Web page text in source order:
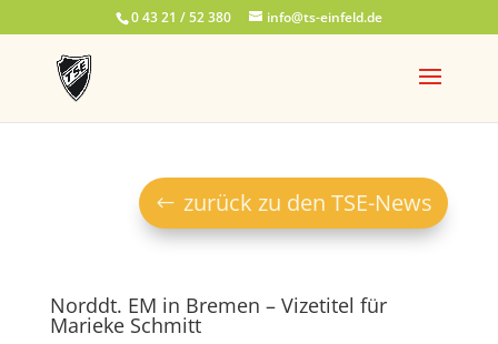
0 43 21 / 52 380 info@ts-einfeld.de
zurück zu den TSE-News
Norddt. EM in Bremen – Vizetitel für
Marieke Schmitt